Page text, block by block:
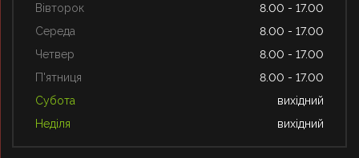
Вівторок
8.00 - 17.00
Середа
8.00 - 17.00
Четвер
8.00 - 17.00
П'ятниця
8.00 - 17.00
Субота
вихідний
Неділя
вихідний